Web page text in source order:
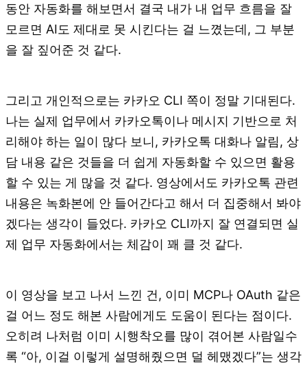
동안 자동화를 해보면서 결국 내가 내 업무 흐름을 잘
모르면 AI도 제대로 못 시킨다는 걸 느꼈는데, 그 부분
을 잘 짚어준 것 같다.
그리고 개인적으로는 카카오 CLI 쪽이 정말 기대된다.
나는 실제 업무에서 카카오톡이나 메시지 기반으로 처
리해야 하는 일이 많다 보니, 카카오톡 대화나 알림, 상
담 내용 같은 것들을 더 쉽게 자동화할 수 있으면 활용
할 수 있는 게 많을 것 같다. 영상에서도 카카오톡 관련
내용은 녹화본에 안 들어간다고 해서 더 집중해서 봐야
겠다는 생각이 들었다. 카카오 CLI까지 잘 연결되면 실
제 업무 자동화에서는 체감이 꽤 클 것 같다.
이 영상을 보고 나서 느낀 건, 이미 MCP나 OAuth 같은
걸 어느 정도 해본 사람에게도 도움이 된다는 점이다.
오히려 나처럼 이미 시행착오를 많이 겪어본 사람일수
록 “아, 이걸 이렇게 설명해줬으면 덜 헤맸겠다”는 생각